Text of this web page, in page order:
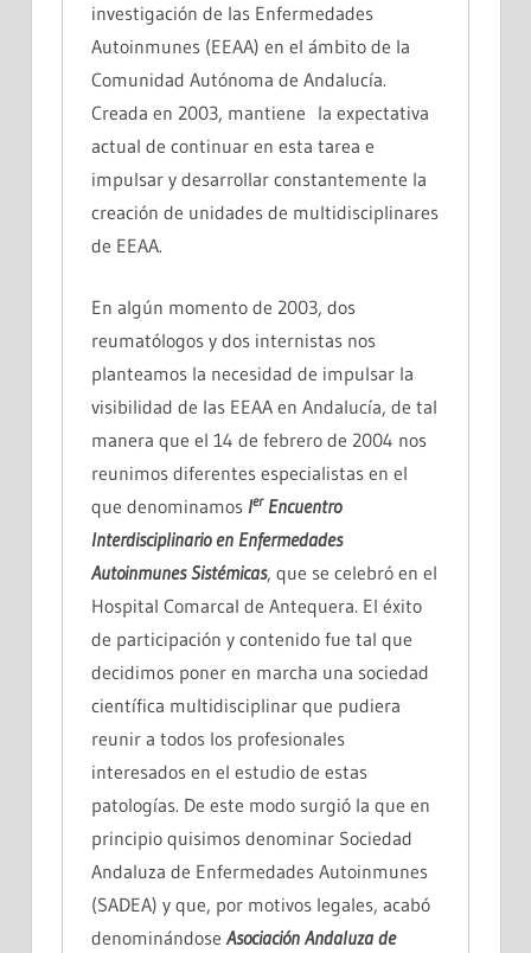
investigación de las Enfermedades
Autoinmunes (EEAA) en el ámbito de la
Comunidad Autónoma de Andalucía.
Creada en 2003, mantiene la expectativa
actual de continuar en esta tarea e
impulsar y desarrollar constantemente la
creación de unidades de multidisciplinares
de EEAA.
En algún momento de 2003, dos
reumatólogos y dos internistas nos
planteamos la necesidad de impulsar la
visibilidad de las EEAA en Andalucía, de tal
manera que el 14 de febrero de 2004 nos
reunimos diferentes especialistas en el
que denominamos IerEncuentro
Interdisciplinario en Enfermedades
Autoinmunes Sistémicas, que se celebró en el
Hospital Comarcal de Antequera. El éxito
de participación y contenido fue tal que
decidimos poner en marcha una sociedad
científica multidisciplinar que pudiera
reunir a todos los profesionales
interesados en el estudio de estas
patologías. De este modo surgió la que en
principio quisimos denominar Sociedad
Andaluza de Enfermedades Autoinmunes
(SADEA) y que, por motivos legales, acabó
denominándoseAsociación Andaluza de